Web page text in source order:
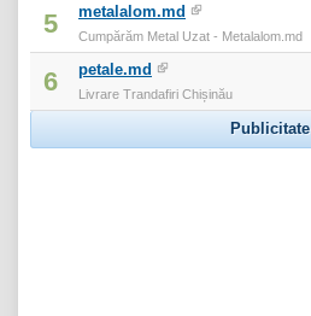
5 metalalom.md
Cumpărăm Metal Uzat - Metalalom.md
6 petale.md
Livrare Trandafiri Chișinău
Publicitate